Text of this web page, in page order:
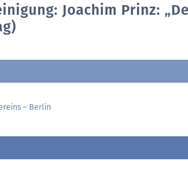
Joachim Prinz:
– Berlin